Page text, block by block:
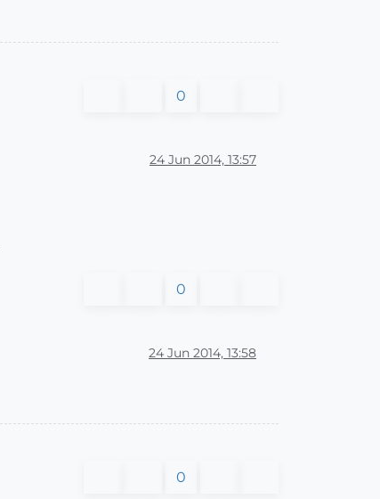
0
24 Jun 2014, 13:57
0
24 Jun 2014, 13:58
0